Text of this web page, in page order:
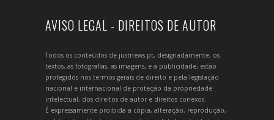
AVISO LEGAL - DIREITOS DE AUTOR
Todos os conteúdos de justnews.pt, designadamente, os
textos, as fotografias, as imagens, e a publicidade, estão
protegidos nos termos gerais de direito e pela legislação
nacional e internacional de proteção da propriedade
intelectual, dos direitos de autor e direitos conexos.
É expressamente proibida a cópia, alteração, reprodução,